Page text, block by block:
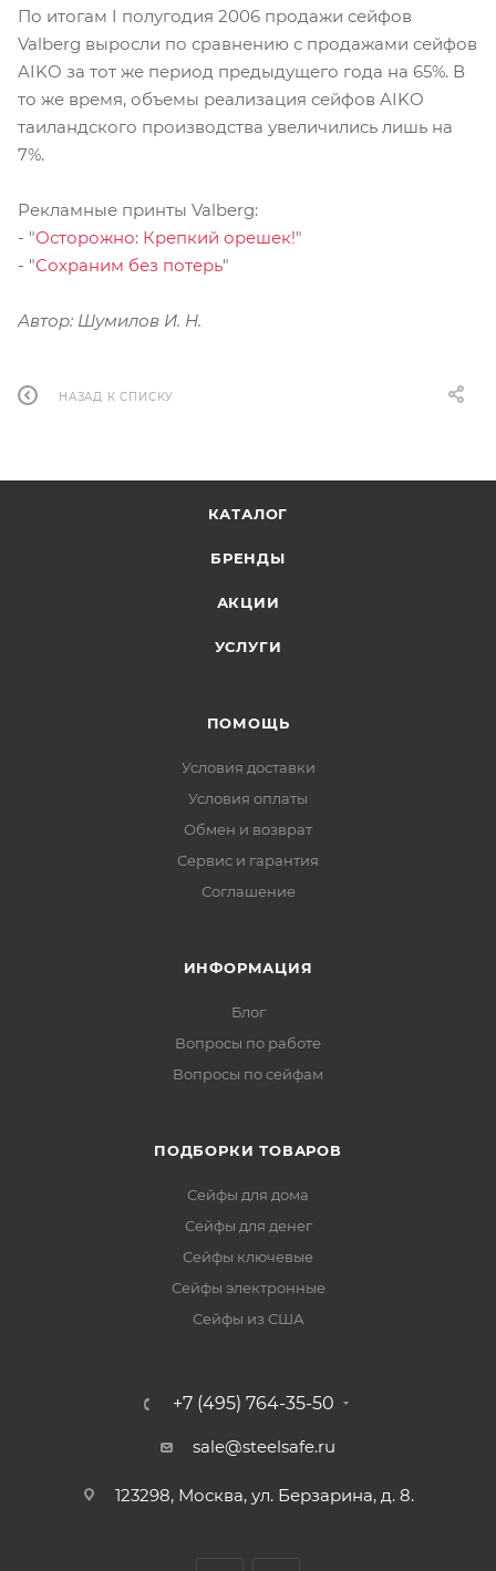
По итогам I полугодия 2006 продажи сейфов
Valberg выросли по сравнению с продажами сейфов
AIKO за тот же период предыдущего года на 65%. В
то же время, объемы реализация сейфов AIKO
таиландского производства увеличились лишь на
7%.
Рекламные принты Valberg:
- "Осторожно: Крепкий орешек!"
- "Сохраним без потерь"
Автор: Шумилов И. Н.
НАЗАД К СПИСКУ
КАТАЛОГ
БРЕНДЫ
АКЦИИ
УСЛУГИ
ПОМОЩЬ
Условия доставки
Условия оплаты
Обмен и возврат
Сервис и гарантия
Соглашение
ИНФОРМАЦИЯ
Блог
Вопросы по работе
Вопросы по сейфам
ПОДБОРКИ ТОВАРОВ
Сейфы для дома
Сейфы для денег
Сейфы ключевые
Сейфы электронные
Сейфы из США
+7 (495) 764-35-50
sale@steelsafe.ru
123298, Москва, ул. Берзарина, д. 8.